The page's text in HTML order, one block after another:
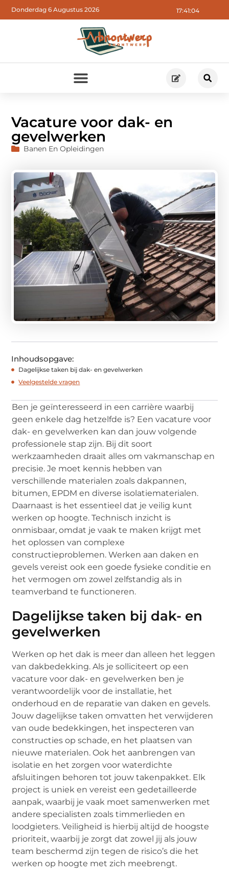
17:41:05
Donderdag 6 Augustus 2026
Vacature voor dak- en
gevelwerken
Banen En Opleidingen
Inhoudsopgave:
Dagelijkse taken bij dak- en gevelwerken
Veelgestelde vragen
Ben je geïnteresseerd in een carrière waarbij
geen enkele dag hetzelfde is? Een vacature voor
dak- en gevelwerken kan dan jouw volgende
professionele stap zijn. Bij dit soort
werkzaamheden draait alles om vakmanschap en
precisie. Je moet kennis hebben van
verschillende materialen zoals dakpannen,
bitumen, EPDM en diverse isolatiematerialen.
Daarnaast is het essentieel dat je veilig kunt
werken op hoogte. Technisch inzicht is
onmisbaar, omdat je vaak te maken krijgt met
het oplossen van complexe
constructieproblemen. Werken aan daken en
gevels vereist ook een goede fysieke conditie en
het vermogen om zowel zelfstandig als in
teamverband te functioneren.
Dagelijkse taken bij dak- en
gevelwerken
Werken op het dak is meer dan alleen het leggen
van dakbedekking. Als je solliciteert op een
vacature voor dak- en gevelwerken ben je
verantwoordelijk voor de installatie, het
onderhoud en de reparatie van daken en gevels.
Jouw dagelijkse taken omvatten het verwijderen
van oude bedekkingen, het inspecteren van
constructies op schade, en het plaatsen van
nieuwe materialen. Ook het aanbrengen van
isolatie en het zorgen voor waterdichte
afsluitingen behoren tot jouw takenpakket. Elk
project is uniek en vereist een gedetailleerde
aanpak, waarbij je vaak moet samenwerken met
andere specialisten zoals timmerlieden en
loodgieters. Veiligheid is hierbij altijd de hoogste
prioriteit, waarbij je zorgt dat zowel jij als jouw
team beschermd zijn tegen de risico’s die het
werken op hoogte met zich meebrengt.